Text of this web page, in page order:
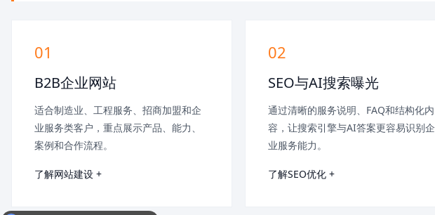
01
B2B企业网站
适合制造业、工程服务、招商加盟和企
业服务类客户，重点展示产品、能力、
案例和合作流程。
了解网站建设 +
02
SEO与AI搜索曝光
通过清晰的服务说明、FAQ和结构化内
容，让搜索引擎与AI答案更容易识别企
业服务能力。
了解SEO优化 +